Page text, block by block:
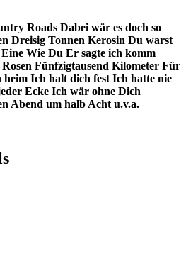
Roads Dabei wär es doch so
Dreisig Tonnen Kerosin Du warst
Eine Wie Du Er sagte ich komm
Fünfzigtausend Kilometer Für
heim Ich halt dich fest Ich hatte nie
Ecke Ich wär ohne Dich
Abend um halb Acht u.v.a.